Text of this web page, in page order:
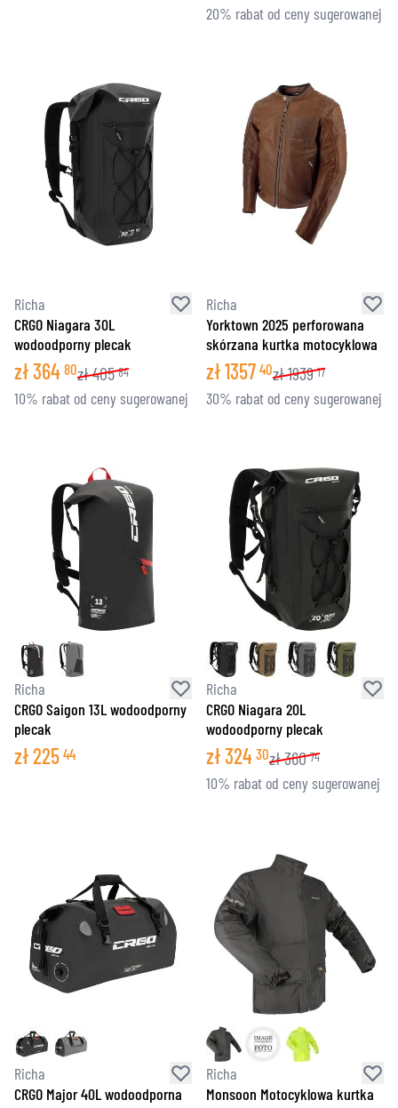
20% rabat od ceny sugerowanej
Richa
CRGO Niagara 30L
wodoodporny plecak
zł364 80zł405 84
10% rabat od ceny sugerowanej
Richa
Yorktown 2025 perforowana
skórzana kurtka motocyklowa
zł1357 40zł1939 17
30% rabat od ceny sugerowanej
Richa
CRGO Saigon 13L wodoodporny
plecak
zł225 44
Richa
CRGO Niagara 20L
wodoodporny plecak
zł324 30zł360 74
10% rabat od ceny sugerowanej
Richa
CRGO Major 40L wodoodporna
Richa
Monsoon Motocyklowa kurtka